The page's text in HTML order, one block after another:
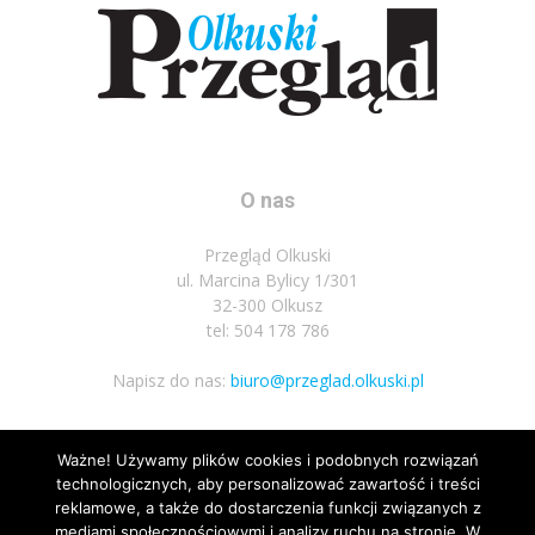
O nas
Przegląd Olkuski
ul. Marcina Bylicy 1/301
32-300 Olkusz
tel: 504 178 786
Napisz do nas: biuro@przeglad.olkuski.pl
Podążaj za nami
Ważne! Używamy plików cookies i podobnych rozwiązań
technologicznych, aby personalizować zawartość i treści
reklamowe, a także do dostarczenia funkcji związanych z